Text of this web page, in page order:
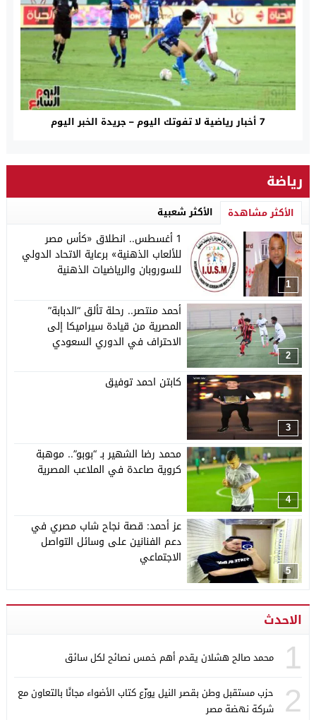
7 أخبار رياضية لا تفوتك اليوم – جريدة الخبر اليوم
رياضة
الأكثر مشاهدة الأكثر شعبية
1
1 أغسطس.. انطلاق «كأس مصر
للألعاب الذهنية» برعاية الاتحاد الدولي
للسوروبان والرياضيات الذهنية
2
أحمد منتصر.. رحلة تألق “الدبابة”
المصرية من قيادة سيراميكا إلى
الاحتراف في الدوري السعودي
3
كابتن احمد توفيق
4
محمد رضا الشهير بـ “بوبو”.. موهبة
كروية صاعدة في الملاعب المصرية
5
عز أحمد: قصة نجاح شاب مصري في
دعم الفنانين على وسائل التواصل
الاجتماعي
الاحدث
1 محمد صالح هشلان يقدم أهم خمس نصائح لكل سائق
2
حزب مستقبل وطن بقصر النيل يوزّع كتاب الأضواء مجانًا بالتعاون مع
شركة نهضة مصر